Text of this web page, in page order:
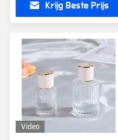
10000pcsKrijg Beste Prijs
Video